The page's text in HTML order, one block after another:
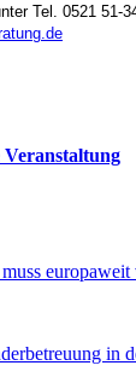
Tel. 0521 51-
Veranstaltung
in